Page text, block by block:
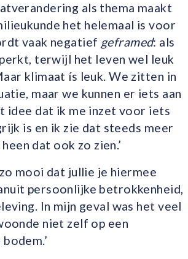
als thema maakt
het helemaal is voor
vaak negatief geframed: als
terwijl het leven wel leuk
klimaat ís leuk. We zitten in
maar we kunnen er iets aan
idee dat ik me inzet voor iets
is en ik zie dat steeds meer
dat ook zo zien.’
mooi dat jullie je hiermee
persoonlijke betrokkenheid,
In mijn geval was het veel
niet zelf op een